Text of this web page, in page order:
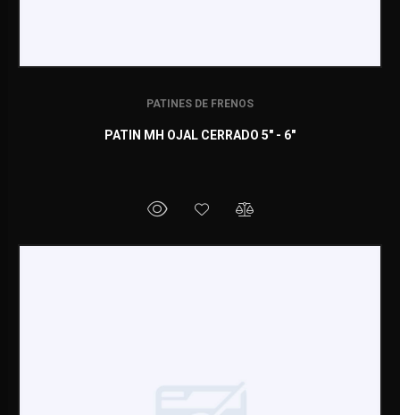
PATINES DE FRENOS
PATIN MH OJAL CERRADO 5" - 6"